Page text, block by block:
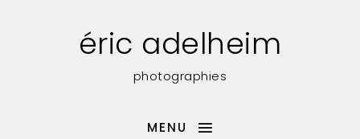
éric adelheim
photographies
MENU